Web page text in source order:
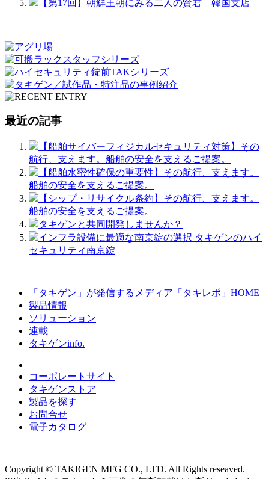
【第17回】朝鮮王朝にみる二人の賢君 韓国支店
最近の記事
【船舶サイバーフィジカルセキュリティ対策】その
航行、支えます。船舶の安全を支えるご提案。
【船舶水密性確保の重要性】その航行、支えます。
船舶の安全を支えるご提案。
【シップ・リサイクル条約】その航行、支えます。
船舶の安全を支えるご提案。
タキゲンと共同開発しませんか？
インフラ設備に最適な南京錠の選択 タキゲンのハイ
セキュリティ南京錠
「タキゲン」が発信するメディア「タキレポ」HOME
製品情報
ソリューション
連載
タキゲンinfo.
コーポレートサイト
タキゲンストア
製品を探す
お問合せ
電子カタログ
Copyright © TAKIGEN MFG CO., LTD. All Rights reseaved.